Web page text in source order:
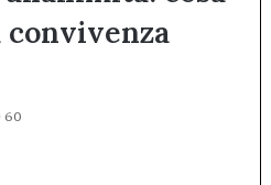
convivenza
60